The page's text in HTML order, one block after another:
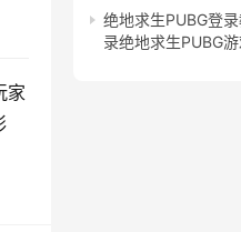
家
绝地求生PUBG登
录绝地求生PUBG